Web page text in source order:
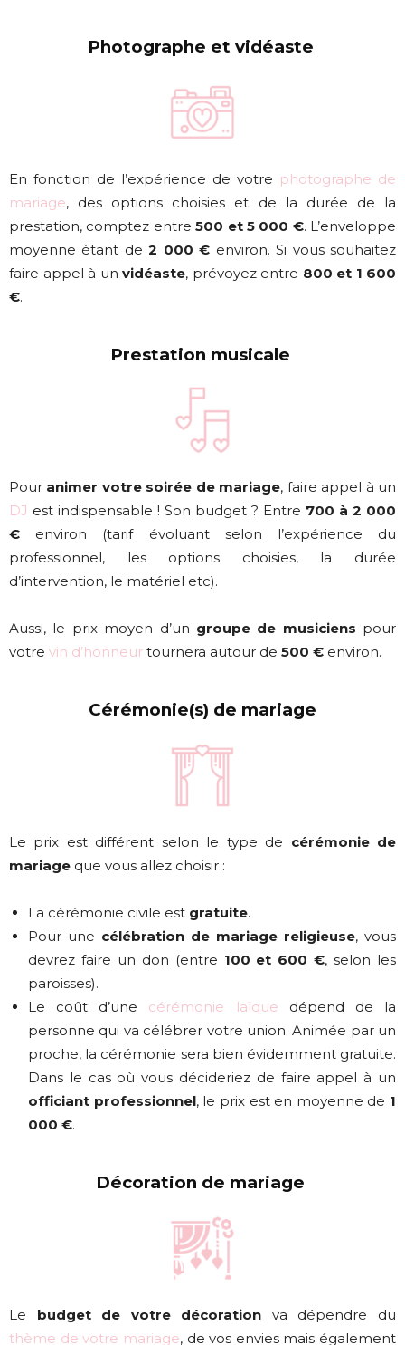
Photographe et vidéaste
En fonction de l’expérience de votre photographe de
mariage, des options choisies et de la durée de la
prestation, comptez entre 500 et 5 000 €. L’enveloppe
moyenne étant de2 000 € environ. Si vous souhaitez
faire appel à un vidéaste, prévoyez entre 800 et 1 600
€.
Prestation musicale
Pour animer votre soirée de mariage, faire appel à un
DJ est indispensable ! Son budget ? Entre 700 à 2 000
€ environ (tarif évoluant selon l’expérience du
professionnel, les options choisies, la durée
d’intervention, le matériel etc).
Aussi, le prix moyen d’un groupe de musiciens pour
votre vin d’honneur tournera autour de 500 € environ.
Cérémonie(s) de mariage
Le prix est différent selon le type de cérémonie de
mariage que vous allez choisir :
La cérémonie civile est gratuite.
Pour une célébration de mariage religieuse, vous
devrez faire un don (entre 100 et 600 €, selon les
paroisses).
Le coût d’une cérémonie laïque dépend de la
personne qui va célébrer votre union. Animée par un
proche, la cérémonie sera bien évidemment gratuite.
Dans le cas où vous décideriez de faire appel à un
officiant professionnel, le prix est en moyenne de 1
000 €.
Décoration de mariage
Le budget de votre décoration va dépendre du
thème de votre mariage, de vos envies mais également